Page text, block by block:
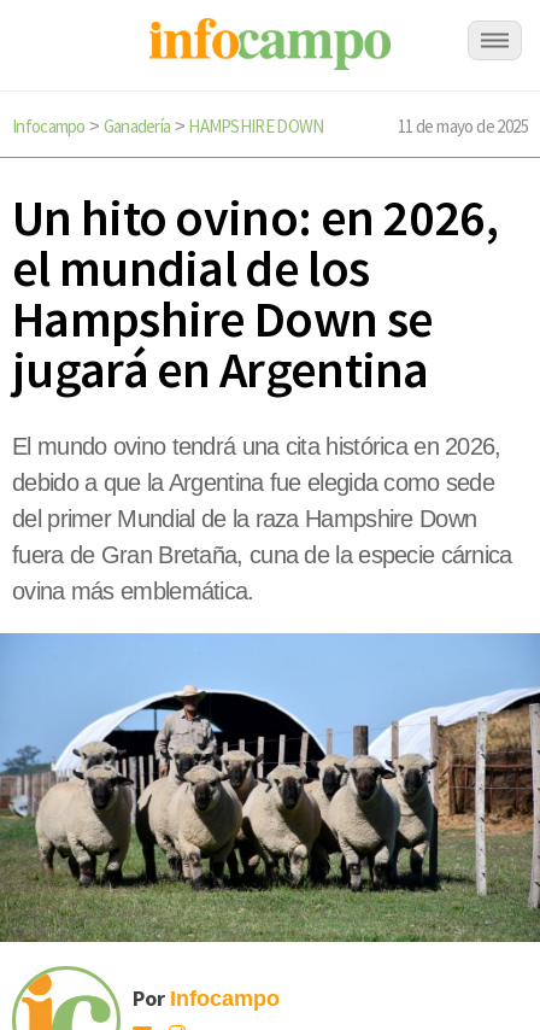
Infocampo > Ganadería > HAMPSHIRE DOWN 11 de mayo de 2025
Un hito ovino: en 2026,
el mundial de los
Hampshire Down se
jugará en Argentina
El mundo ovino tendrá una cita histórica en 2026,
debido a que la Argentina fue elegida como sede
del primer Mundial de la raza Hampshire Down
fuera de Gran Bretaña, cuna de la especie cárnica
ovina más emblemática.
Por Infocampo